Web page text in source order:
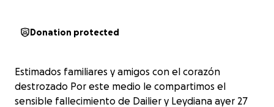
Donation protected
Estimados familiares y amigos con el corazón
destrozado Por este medio le compartimos el
sensible fallecimiento de Dailier y Leydiana ayer 27